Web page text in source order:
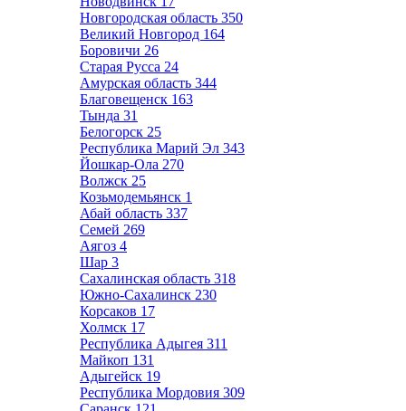
Новгородская область 350
Великий Новгород 164
Боровичи 26
Старая Русса 24
Амурская область 344
Благовещенск 163
Тында 31
Белогорск 25
Республика Марий Эл 343
Йошкар-Ола 270
Волжск 25
Козьмодемьянск 1
Абай область 337
Семей 269
Аягоз 4
Шар 3
Сахалинская область 318
Южно-Сахалинск 230
Корсаков 17
Холмск 17
Республика Адыгея 311
Майкоп 131
Адыгейск 19
Республика Мордовия 309